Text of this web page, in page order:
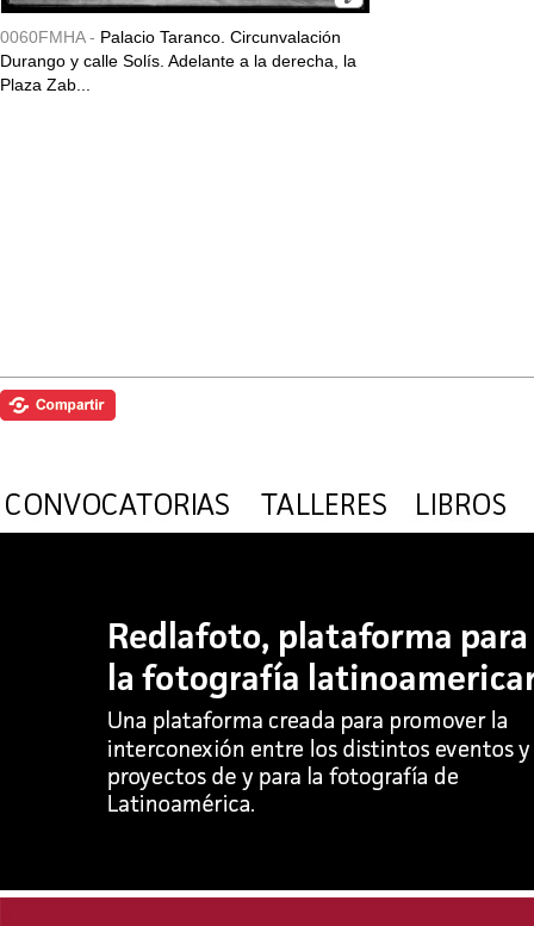
0060FMHA - Palacio Taranco. Circunvalación
Durango y calle Solís. Adelante a la derecha, la
Plaza Zab...